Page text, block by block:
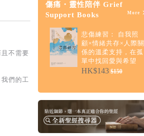
不需要
們的工
傷痛・靈性陪伴 Grief
Support Books
More
悲傷練習： 自我照
顧×情緒共存×人際關
係的溫柔支持，在孤
單中找回愛與希望
HK$143 $150